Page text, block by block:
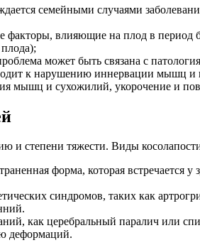
семейными случаями
факторы, влияющие на плод в
может быть связана с
к нарушению иннервации мышц и
мышц и сухожилий, укорочение и
и степени тяжести. Виды
форма, которая
синдромов, таких как
как церебральный паралич или
деформаций.